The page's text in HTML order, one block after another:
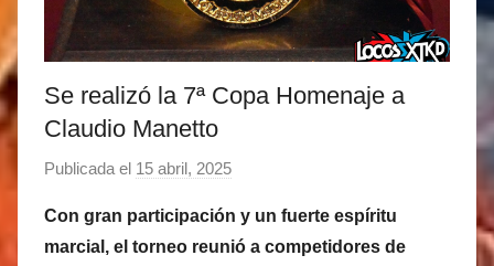
Se realizó la 7ª Copa Homenaje a
Claudio Manetto
Publicada el 15 abril, 2025
r
M
Con gran participación y un fuerte espíritu
marcial, el torneo reunió a competidores de